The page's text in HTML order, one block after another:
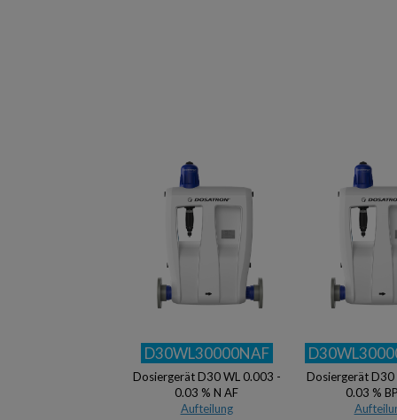
D30WL30000NAF
Dosiergerät D30 WL 0.003 -
0.03 % N AF
Aufteilung
Dosiergerät D30
0.03 %